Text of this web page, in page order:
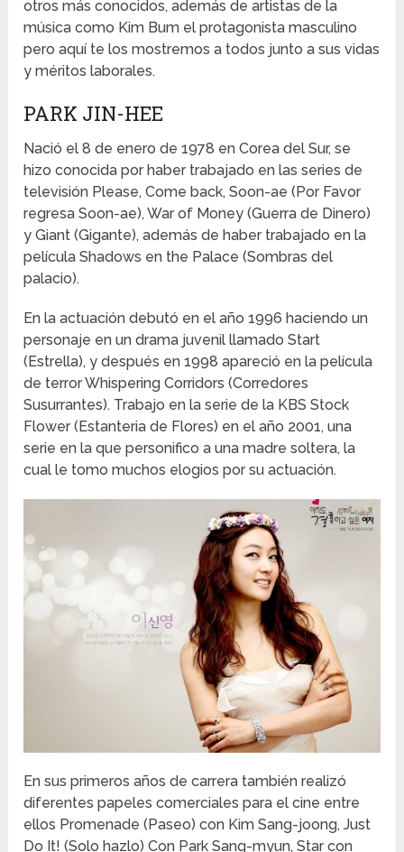
otros más conocidos, además de artistas de la
música como Kim Bum el protagonista masculino
pero aquí te los mostremos a todos junto a sus vidas
y méritos laborales.
PARK JIN-HEE
Nació el 8 de enero de 1978 en Corea del Sur, se
hizo conocida por haber trabajado en las series de
televisión Please, Come back, Soon-ae (Por Favor
regresa Soon-ae), War of Money (Guerra de Dinero)
y Giant (Gigante), además de haber trabajado en la
película Shadows en the Palace (Sombras del
palacio).
En la actuación debutó en el año 1996 haciendo un
personaje en un drama juvenil llamado Start
(Estrella), y después en 1998 apareció en la película
de terror Whispering Corridors (Corredores
Susurrantes). Trabajo en la serie de la KBS Stock
Flower (Estanteria de Flores) en el año 2001, una
serie en la que personifico a una madre soltera, la
cual le tomo muchos elogios por su actuación.
En sus primeros años de carrera también realizó
diferentes papeles comerciales para el cine entre
ellos Promenade (Paseo) con Kim Sang-joong, Just
Do It! (Solo hazlo) Con Park Sang-myun, Star con